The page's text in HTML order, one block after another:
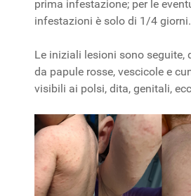
prima infestazione; per le
infestazioni è solo di 1/4 giorni.
Le iniziali lesioni sono seguite,
da papule rosse, vescicole e
visibili ai polsi, dita, genitali,